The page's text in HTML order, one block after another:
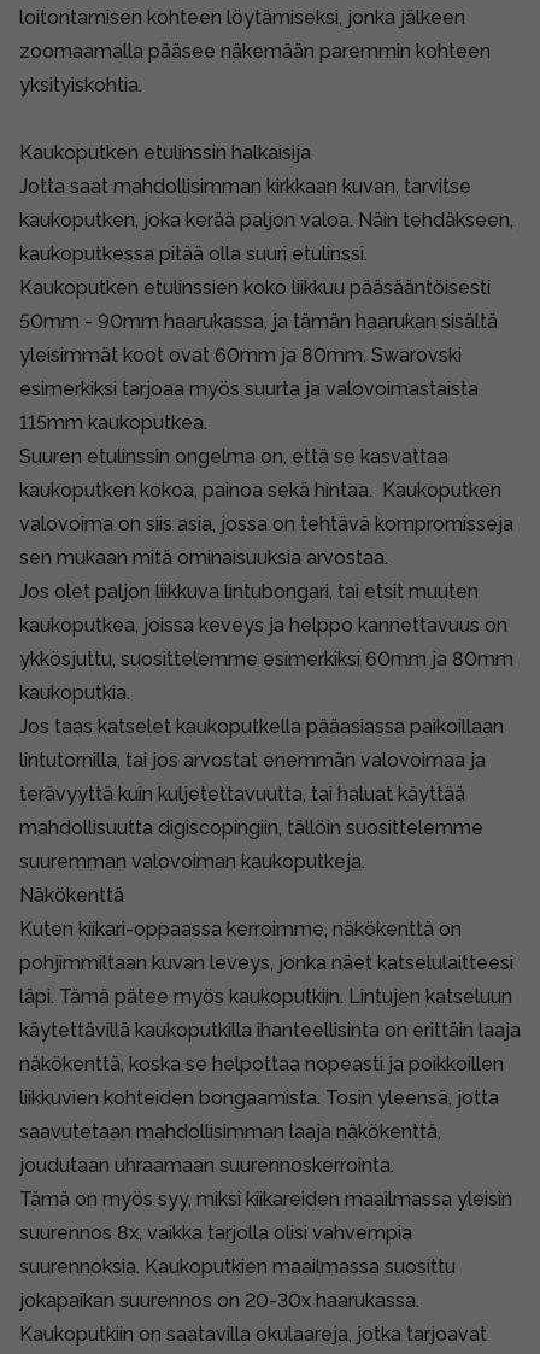
loitontamisen kohteen löytämiseksi, jonka jälkeen
zoomaamalla pääsee näkemään paremmin kohteen
yksityiskohtia.
Kaukoputken etulinssin halkaisija
Jotta saat mahdollisimman kirkkaan kuvan, tarvitse
kaukoputken, joka kerää paljon valoa. Näin tehdäkseen,
kaukoputkessa pitää olla suuri etulinssi.
Kaukoputken etulinssien koko liikkuu pääsääntöisesti
50mm - 90mm haarukassa, ja tämän haarukan sisältä
yleisimmät koot ovat 60mm ja 80mm. Swarovski
esimerkiksi tarjoaa myös suurta ja valovoimastaista
115mm kaukoputkea.
Suuren etulinssin ongelma on, että se kasvattaa
kaukoputken kokoa, painoa sekä hintaa. Kaukoputken
valovoima on siis asia, jossa on tehtävä kompromisseja
sen mukaan mitä ominaisuuksia arvostaa.
Jos olet paljon liikkuva lintubongari, tai etsit muuten
kaukoputkea, joissa keveys ja helppo kannettavuus on
ykkösjuttu, suosittelemme esimerkiksi 60mm ja 80mm
kaukoputkia.
Jos taas katselet kaukoputkella pääasiassa paikoillaan
lintutornilla, tai jos arvostat enemmän valovoimaa ja
terävyyttä kuin kuljetettavuutta, tai haluat käyttää
mahdollisuutta digiscopingiin, tällöin suosittelemme
suuremman valovoiman kaukoputkeja.
Näkökenttä
Kuten kiikari-oppaassa kerroimme, näkökenttä on
pohjimmiltaan kuvan leveys, jonka näet katselulaitteesi
läpi. Tämä pätee myös kaukoputkiin. Lintujen katseluun
käytettävillä kaukoputkilla ihanteellisinta on erittäin laaja
näkökenttä, koska se helpottaa nopeasti ja poikkoillen
liikkuvien kohteiden bongaamista. Tosin yleensä, jotta
saavutetaan mahdollisimman laaja näkökenttä,
joudutaan uhraamaan suurennoskerrointa.
Tämä on myös syy, miksi kiikareiden maailmassa yleisin
suurennos 8x, vaikka tarjolla olisi vahvempia
suurennoksia. Kaukoputkien maailmassa suosittu
jokapaikan suurennos on 20-30x haarukassa.
Kaukoputkiin on saatavilla okulaareja, jotka tarjoavat